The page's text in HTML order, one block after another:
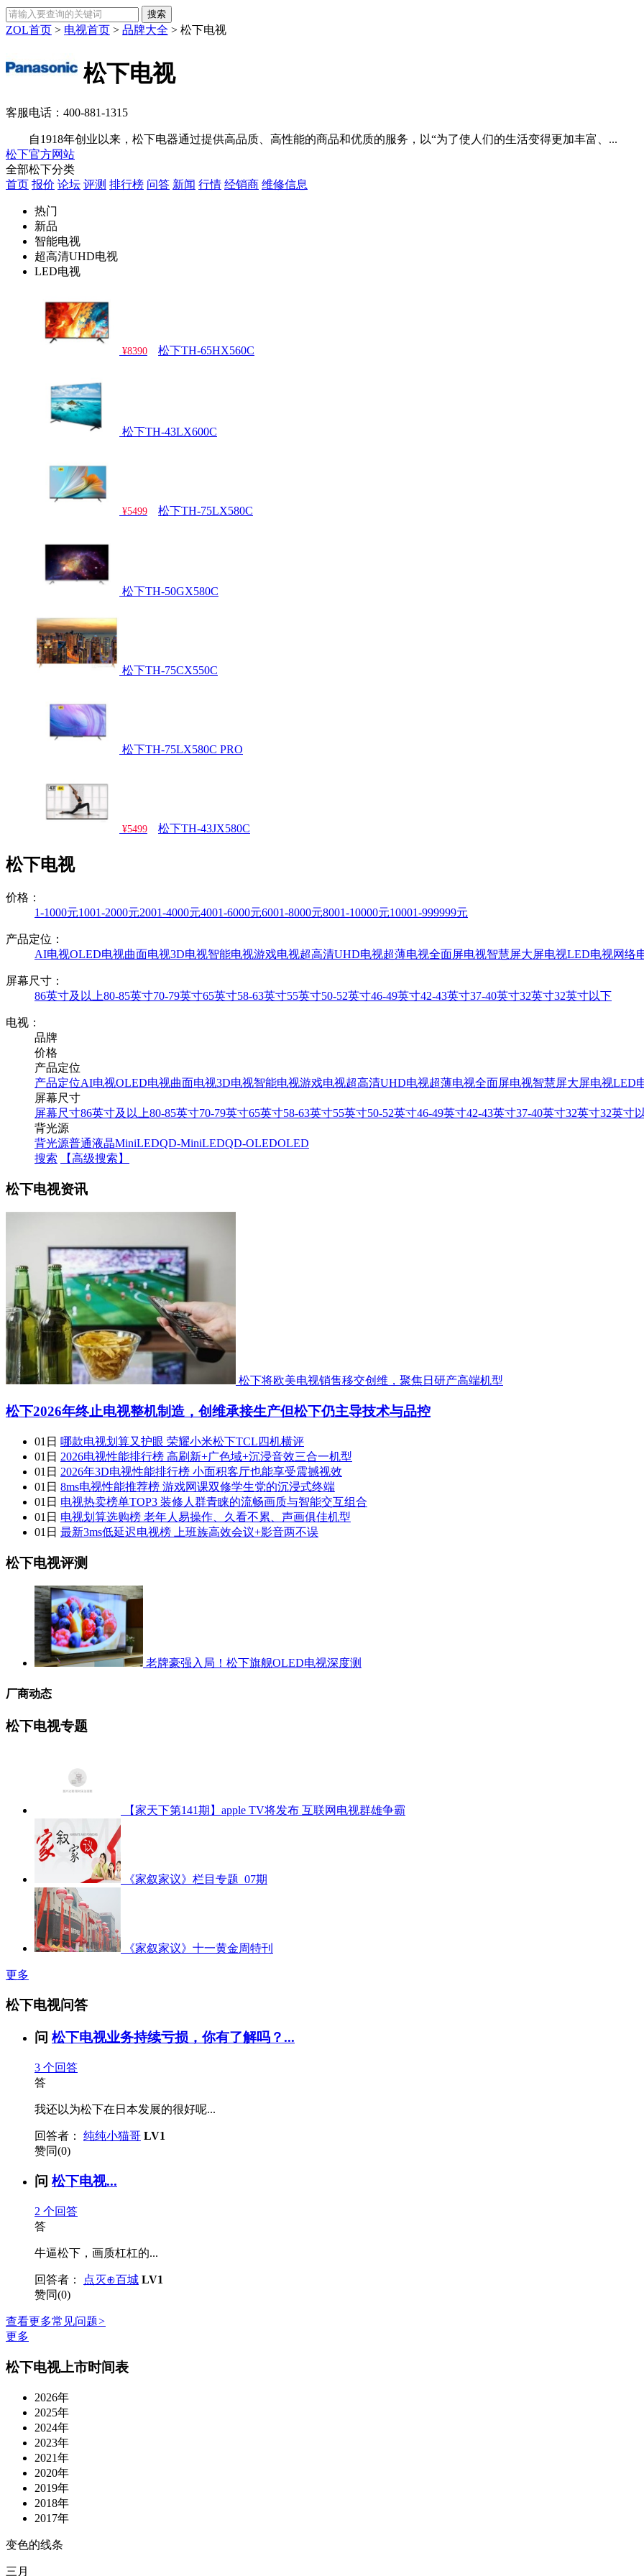
ZOL首页 > 电视首页 > 品牌大全 > 松下电视
松下电视
客服电话： 400-881-1315
自1918年创业以来，松下电器通过提供高品质、高性能的商品和优质的服务，以“为了使人们的生活变得更加丰富、...
松下官方网站
全部松下分类
首页 报价 论坛 评测 排行榜 问答 新闻 行情 经销商 维修信息
热门
新品
智能电视
超高清UHD电视
LED电视
¥8390 松下TH-65HX560C
松下TH-43LX600C
¥5499 松下TH-75LX580C
松下TH-50GX580C
松下TH-75CX550C
松下TH-75LX580C PRO
¥5499 松下TH-43JX580C
松下电视
价格：
1-1000元1001-2000元2001-4000元4001-6000元6001-8000元8001-10000元10001-999999元
产品定位：
AI电视OLED电视曲面电视3D电视智能电视游戏电视超高清UHD电视超薄电视全面屏电视智慧屏大屏电视LED电视网络
屏幕尺寸：
86英寸及以上80-85英寸70-79英寸65英寸58-63英寸55英寸50-52英寸46-49英寸42-43英寸37-40英寸32英寸32英寸以下
电视：
品牌
价格
产品定位
产品定位AI电视OLED电视曲面电视3D电视智能电视游戏电视超高清UHD电视超薄电视全面屏电视智慧屏大屏电视LED
屏幕尺寸
屏幕尺寸86英寸及以上80-85英寸70-79英寸65英寸58-63英寸55英寸50-52英寸46-49英寸42-43英寸37-40英寸32英寸32英寸
背光源
背光源普通液晶MiniLEDQD-MiniLEDQD-OLEDOLED
搜索
【高级搜索】
松下电视资讯
松下将欧美电视销售移交创维，聚焦日研产高端机型
松下2026年终止电视整机制造，创维承接生产但松下仍主导技术与品控
01日 哪款电视划算又护眼 荣耀小米松下TCL四机横评
01日 2026电视性能排行榜 高刷新+广色域+沉浸音效三合一机型
01日 2026年3D电视性能排行榜 小面积客厅也能享受震撼视效
01日 8ms电视性能推荐榜 游戏网课双修学生党的沉浸式终端
01日 电视热卖榜单TOP3 装修人群青睐的流畅画质与智能交互组合
01日 电视划算选购榜 老年人易操作、久看不累、声画俱佳机型
01日 最新3ms低延迟电视榜 上班族高效会议+影音两不误
松下电视评测
老牌豪强入局！松下旗舰OLED电视深度测
厂商动态
松下电视专题
【家天下第141期】apple TV将发布 互联网电视群雄争霸
《家叙家议》栏目专题_07期
《家叙家议》十一黄金周特刊
更多
松下电视问答
问 松下电视业务持续亏损，你有了解吗？...
3 个回答
答
我还以为松下在日本发展的很好呢...
回答者： 纯纯小猫哥 LV1
赞同(0)
问 松下电视...
2 个回答
答
牛逼松下，画质杠杠的...
回答者： 点灭⊕百城 LV1
赞同(0)
查看更多常见问题>
更多
松下电视上市时间表
2026年
2025年
2024年
2023年
2021年
2020年
2019年
2018年
2017年
变色的线条
三月